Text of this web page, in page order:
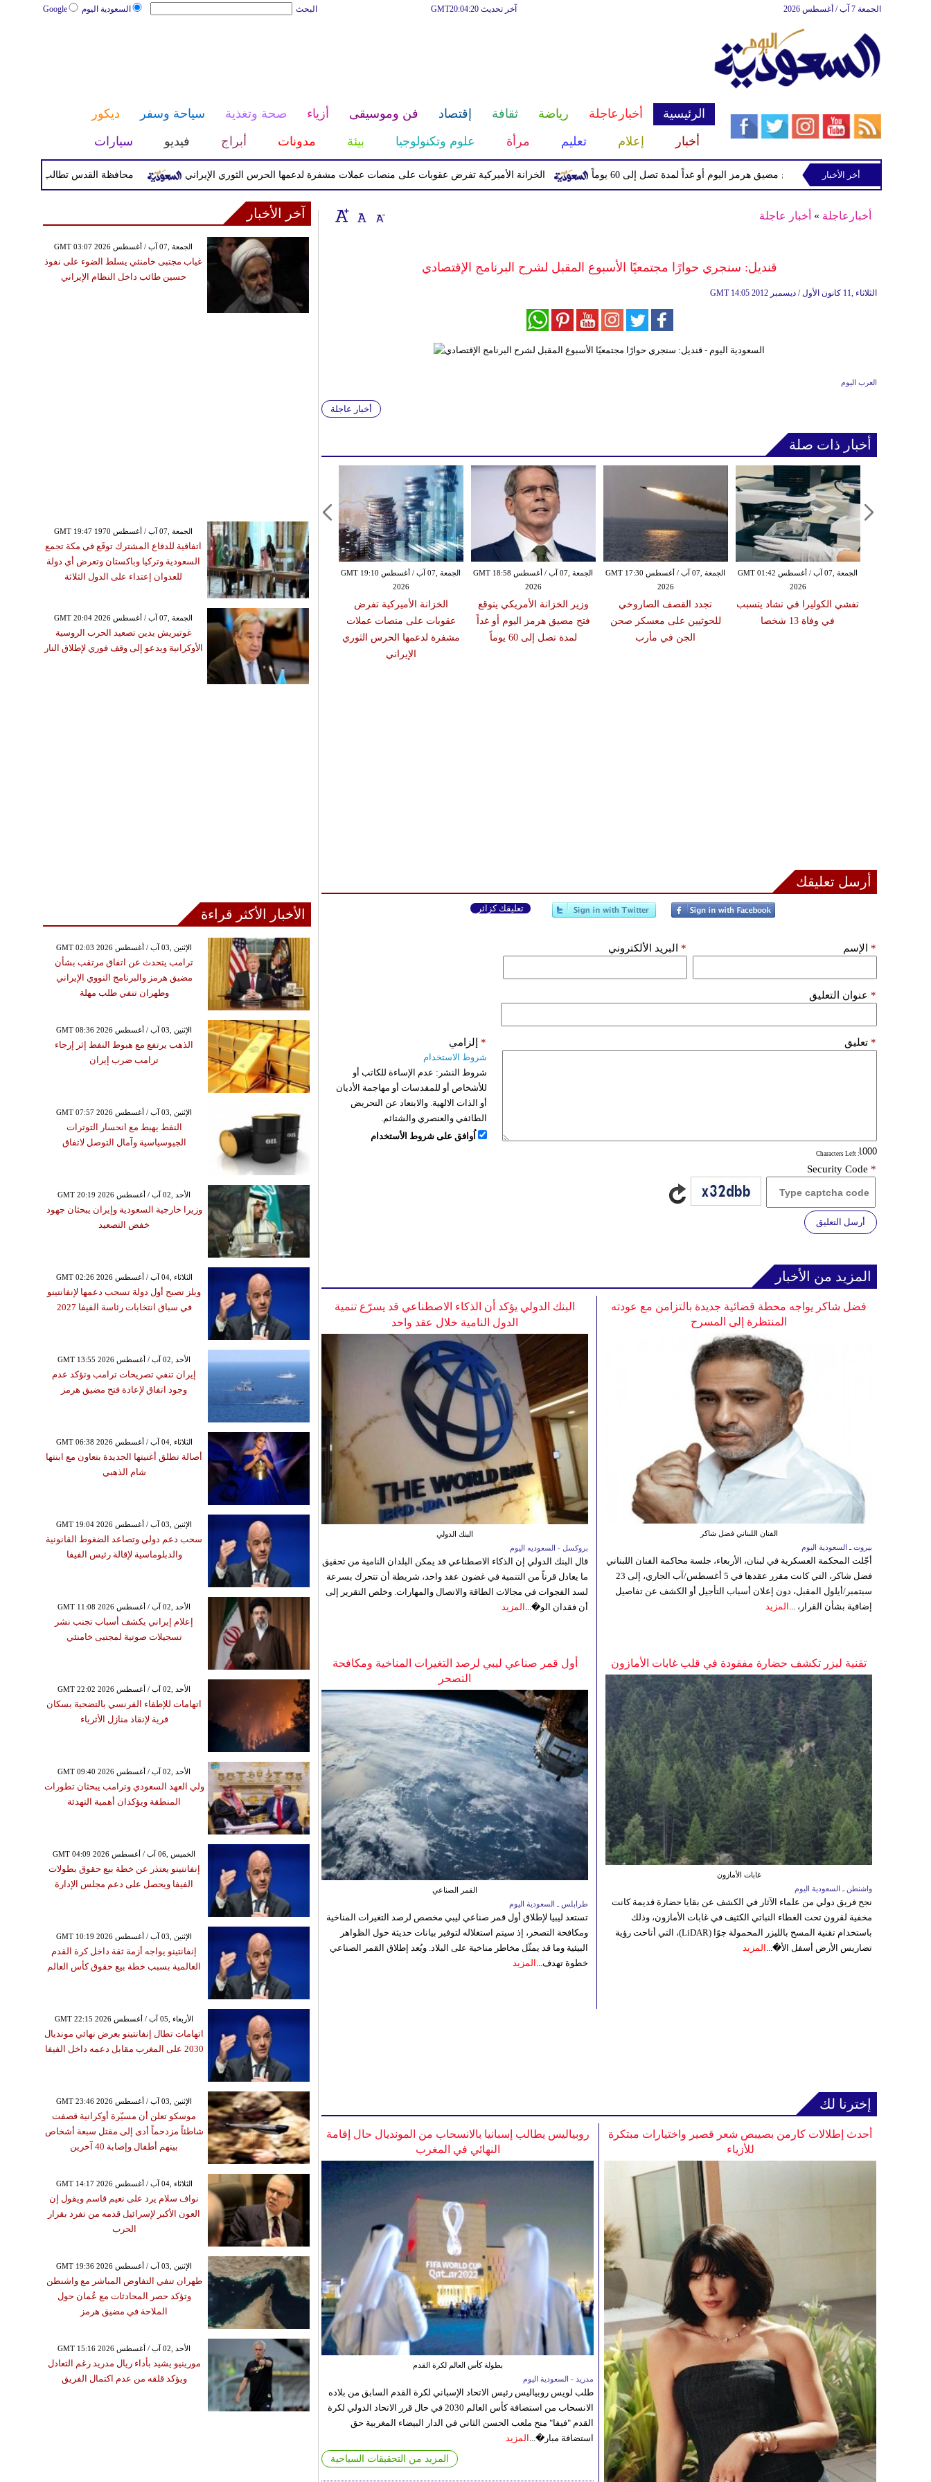
السعودية اليوم Google البحث آخر تحديث GMT20:04:20 الجمعة 7 آب / أغسطس 2026
الرئيسية أخبارعاجلة رياضة ثقافة إقتصاد فن وموسيقى أزياء صحة وتغذية سياحة وسفر
ديكور
أخبار
إعلام تعليم مرأة علوم وتكنولوجيا بيئة مدونات أبراج فيديو سيارات
محافظة القدس تطالب بتحرك دولي عاجل الخزانة الأميركية تفرض عقوبات على منصات عملات مشفرة لدعمها الحرس الثوري الإيراني الخزانة الأمريكي يتوقع فتح مضيق هرمز اليوم أو غداً لمدة تصل إلى 60 يوماً
أخر الأخبار
أخبارعاجلة » أخبار عاجلة
قنديل: سنجري حوارًا مجتمعيًا الأسبوع المقبل لشرح البرنامج الإقتصادي
GMT 14:05 2012 الثلاثاء ,11 كانون الأول / ديسمبر
العرب اليوم
أخبار عاجلة
أخبار ذات صلة
الجمعة ,07 آب / أغسطس GMT 19:10
2026
الخزانة الأميركية تفرض
عقوبات على منصات عملات
مشفرة لدعمها الحرس الثوري
الإيراني
الجمعة ,07 آب / أغسطس GMT 18:58
2026
وزير الخزانة الأمريكي يتوقع
فتح مضيق هرمز اليوم أو غداً
لمدة تصل إلى 60 يوماً
الجمعة ,07 آب / أغسطس GMT 17:30
2026
تجدد القصف الصاروخي
للحوثيين على معسكر صحن
الجن في مأرب
الجمعة ,07 آب / أغسطس GMT 01:42
2026
تفشي الكوليرا في تشاد يتسبب
في وفاة 13 شخصا
أرسل تعليقك
تعليقك كزائر
الإسم * البريد الألكتروني *
عنوان التعليق *
تعليق *
: Characters Left
إلزامي *
شروط الاستخدام
شروط النشر: عدم الإساءة للكاتب أو
للأشخاص أو للمقدسات أو مهاجمة الأديان
أو الذات الالهية. والابتعاد عن التحريض
الطائفي والعنصري والشتائم.
اُوافق على شروط الأستخدام
Security Code *
أرسل التعليق
المزيد من الأخبار
البنك الدولي يؤكد أن الذكاء الاصطناعي قد يسرّع تنمية
الدول النامية خلال عقد واحد
البنك الدولي
بروكسل - السعوديه اليوم
قال البنك الدولي إن الذكاء الاصطناعي قد يمكن البلدان النامية من تحقيق
ما يعادل قرناً من التنمية في غضون عقد واحد، شريطة أن تتحرك بسرعة
لسد الفجوات في مجالات الطاقة والاتصال والمهارات. وخلص التقرير إلى
أن فقدان الو�... المزيد
فضل شاكر يواجه محطة قضائية جديدة بالتزامن مع عودته
المنتظرة إلى المسرح
الفنان اللبناني فضل شاكر
بيروت ـ السعودية اليوم
أجّلت المحكمة العسكرية في لبنان، الأربعاء، جلسة محاكمة الفنان اللبناني
فضل شاكر، التي كانت مقرر عقدها في 5 أغسطس/آب الجاري، إلى 23
سبتمبر/أيلول المقبل، دون إعلان أسباب التأجيل أو الكشف عن تفاصيل
إضافية بشأن القرار، ... المزيد
أول قمر صناعي ليبي لرصد التغيرات المناخية ومكافحة
التصحر
القمر الصناعي
طرابلس ـ السعودية اليوم
تستعد ليبيا لإطلاق أول قمر صناعي ليبي مخصص لرصد التغيرات المناخية
ومكافحة التصحر، إذ سيتم استغلاله لتوفير بيانات حديثة حول الظواهر
البيئية وما قد يمثّل مخاطر مناخية على البلاد. ويُعد إطلاق القمر الصناعي
خطوة تهدف... المزيد
تقنية ليزر تكشف حضارة مفقودة في قلب غابات الأمازون
غابات الأمازون
واشنطن ـ السعودية اليوم
نجح فريق دولي من علماء الآثار في الكشف عن بقايا حضارة قديمة كانت
مخفية لقرون تحت الغطاء النباتي الكثيف في غابات الأمازون، وذلك
باستخدام تقنية المسح بالليزر المحمولة جوًا (LiDAR)، التي أتاحت رؤية
تضاريس الأرض أسفل الأ�... المزيد
إخترنا لك
روبياليس يطالب إسبانيا بالانسحاب من المونديال حال إقامة
النهائي في المغرب
بطولة كأس العالم لكرة القدم
مدريد - السعودية اليوم
طلب لويس روبياليس رئيس الاتحاد الإسباني لكرة القدم السابق من بلاده
الانسحاب من استضافة كأس العالم 2030 في حال قرر الاتحاد الدولي لكرة
القدم "فيفا" منح ملعب الحسن الثاني في الدار البيضاء المغربية حق
استضافة مبار�... المزيد
المزيد من التحقيقات السياحية
أحدث إطلالات كارمن بصيبص شعر قصير واختيارات مبتكرة
للأزياء
آخر الأخبار
GMT 03:07 2026 الجمعة ,07 آب / أغسطس
غياب مجتبى خامنئي يسلط الضوء على نفوذ
حسين طائب داخل النظام الإيراني
GMT 19:47 1970 الجمعة ,07 آب / أغسطس
اتفاقية للدفاع المشترك توقَع في مكة تجمع
السعودية وتركيا وباكستان وتعرض أي دولة
للعدوان إعتداء على الدول الثلاثة
GMT 20:04 2026 الجمعة ,07 آب / أغسطس
غوتيريش يدين تصعيد الحرب الروسية
الأوكرانية ويدعو إلى وقف فوري لإطلاق النار
الأخبار الأكثر قراءة
GMT 02:03 2026 الإثنين ,03 آب / أغسطس
ترامب يتحدث عن اتفاق مرتقب بشأن
مضيق هرمز والبرنامج النووي الإيراني
وطهران تنفي طلب مهلة
GMT 08:36 2026 الإثنين ,03 آب / أغسطس
الذهب يرتفع مع هبوط النفط إثر إرجاء
ترامب ضرب إيران
GMT 07:57 2026 الإثنين ,03 آب / أغسطس
النفط يهبط مع انحسار التوترات
الجيوسياسية وآمال التوصل لاتفاق
GMT 20:19 2026 الأحد ,02 آب / أغسطس
وزيرا خارجية السعودية وإيران يبحثان جهود
خفض التصعيد
GMT 02:26 2026 الثلاثاء ,04 آب / أغسطس
ويلز تصبح أول دولة تسحب دعمها لإنفانتينو
في سباق انتخابات رئاسة الفيفا 2027
GMT 13:55 2026 الأحد ,02 آب / أغسطس
إيران تنفي تصريحات ترامب وتؤكد عدم
وجود اتفاق لإعادة فتح مضيق هرمز
GMT 06:38 2026 الثلاثاء ,04 آب / أغسطس
أصالة تطلق أغنيتها الجديدة بتعاون مع ابنتها
شام الذهبي
GMT 19:04 2026 الإثنين ,03 آب / أغسطس
سحب دعم دولي وتصاعد الضغوط القانونية
والدبلوماسية لإقالة رئيس الفيفا
GMT 11:08 2026 الأحد ,02 آب / أغسطس
إعلام إيراني يكشف أسباب تجنب نشر
تسجيلات صوتية لمجتبى خامنئي
GMT 22:02 2026 الأحد ,02 آب / أغسطس
اتهامات للإطفاء الفرنسي بالتضحية بسكان
قرية لإنقاذ منازل الأثرياء
GMT 09:40 2026 الأحد ,02 آب / أغسطس
ولي العهد السعودي وترامب يبحثان تطورات
المنطقة ويؤكدان أهمية التهدئة
GMT 04:09 2026 الخميس ,06 آب / أغسطس
إنفانتينو يعتذر عن خطة بيع حقوق بطولات
الفيفا ويحصل على دعم مجلس الإدارة
GMT 10:19 2026 الإثنين ,03 آب / أغسطس
إنفانتينو يواجه أزمة ثقة داخل كرة القدم
العالمية بسبب خطة بيع حقوق كأس العالم
GMT 22:15 2026 الأربعاء ,05 آب / أغسطس
اتهامات تطال إنفانتينو بعرض نهائي مونديال
2030 على المغرب مقابل دعمه داخل الفيفا
GMT 23:46 2026 الإثنين ,03 آب / أغسطس
موسكو تعلن أن مسيّرة أوكرانية قصفت
شاطئاً مزدحماً أدى إلى مقتل سبعة أشخاص
بينهم أطفال وإصابة 40 آخرين
GMT 14:17 2026 الثلاثاء ,04 آب / أغسطس
نواف سلام يرد على نعيم قاسم ويقول إن
العون الأكبر لإسرائيل قدمه من تفرد بقرار
الحرب
GMT 19:36 2026 الإثنين ,03 آب / أغسطس
طهران تنفي التفاوض المباشر مع واشنطن
وتؤكد حصر المحادثات مع عُمان حول
الملاحة في مضيق هرمز
GMT 15:16 2026 الأحد ,02 آب / أغسطس
مورينيو يشيد بأداء ريال مدريد رغم التعادل
ويؤكد قلقه من عدم اكتمال الفريق